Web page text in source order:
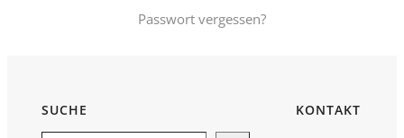
Passwort vergessen?
SUCHE KONTAKT